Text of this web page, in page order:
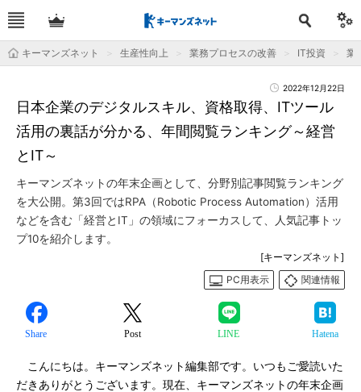
キーマンズネット 生産性向上 業務プロセスの改善 IT投資 業
2022年12月22日
日本企業のデジタルスキル、資格取得、ITツール
活用の裏話が分かる、年間閲覧ランキング～経営
とIT～
キーマンズネットの年末企画として、分野別記事閲覧ランキング
を大公開。第3回ではRPA（Robotic Process Automation）活用
などを含む「経営とIT」の領域にフォーカスして、人気記事トッ
プ10を紹介します。
[キーマンズネット]
PC用表示
関連情報
Share Post LINE Hatena
こんにちは。キーマンズネット編集部です。いつもご愛読いた
だきありがとうございます。現在、キーマンズネットの年末企画